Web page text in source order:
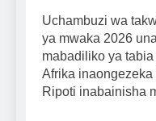
Uchambuzi wa
ya mwaka 2026
mabadiliko ya
Afrika
Ripoti inabainisha